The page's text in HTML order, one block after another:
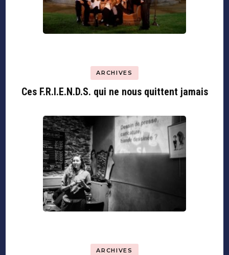
ARCHIVES
Ces F.R.I.E.N.D.S. qui ne nous quittent jamais
ARCHIVES